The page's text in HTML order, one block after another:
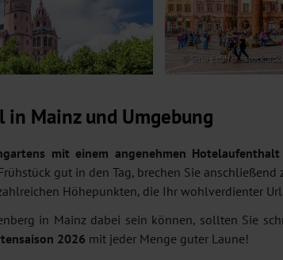
© Sina Ettmer -
Mainz und Umgebung
mit einem angenehmen
gut in den Tag, brechen Sie anschließend
Höhepunkten, die Ihr wohlverdienter
in Mainz dabei sein können, sollten Sie
2026 mit jeder Menge guter Laune!